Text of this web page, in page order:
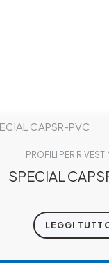
PROFILI PER
SPECIAL
LEGGI